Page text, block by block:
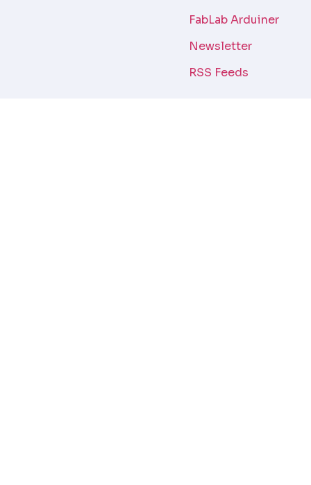
FabLab Arduiner
Newsletter
RSS Feeds